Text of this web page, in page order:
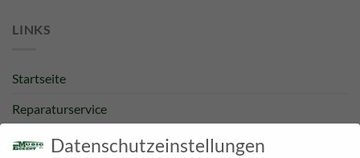
LINKS
Startseite
Reparaturservice
Bestpreisgarantie
Datenschutzeinstellungen